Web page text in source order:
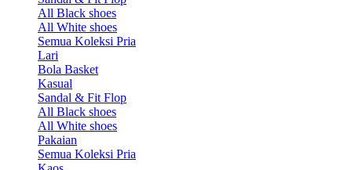
All Black shoes
All White shoes
Semua Koleksi Pria
Lari
Bola Basket
Kasual
Sandal & Fit Flop
All Black shoes
All White shoes
Pakaian
Semua Koleksi Pria